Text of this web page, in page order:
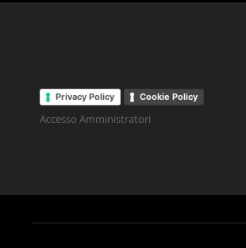
Privacy Policy Cookie Policy
Accesso Amministratori